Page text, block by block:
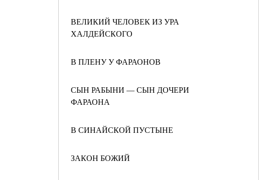
ВЕЛИКИЙ ЧЕЛОВЕК ИЗ УРА
ХАЛДЕЙСКОГО
В ПЛЕНУ У ФАРАОНОВ
СЫН РАБЫНИ — СЫН ДОЧЕРИ
ФАРАОНА
В СИНАЙСКОЙ ПУСТЫНЕ
ЗАКОН БОЖИЙ